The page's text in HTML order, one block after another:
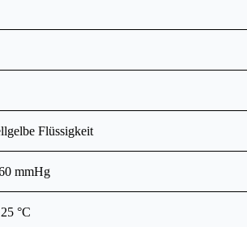
Flüssigkeit
mmHg
°C